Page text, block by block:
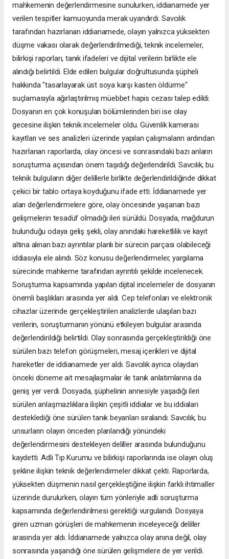
mahkemenin değerlendirmesine sunulurken, iddianamede yer
verilen tespitler kamuoyunda merak uyandırdı. Savcılık
tarafından hazırlanan iddianamede, olayın yalnızca yüksekten
düşme vakası olarak değerlendirilmediği, teknik incelemeler,
bilirkişi raporları, tanık ifadeleri ve dijital verilerin birlikte ele
alındığı belirtildi. Elde edilen bulgular doğrultusunda şüpheli
hakkında "tasarlayarak üst soya karşı kasten öldürme"
suçlamasıyla ağırlaştırılmış müebbet hapis cezası talep edildi.
Dosyanın en çok konuşulan bölümlerinden biri ise olay
gecesine ilişkin teknik incelemeler oldu. Güvenlik kamerası
kayıtları ve ses analizleri üzerinde yapılan çalışmaların ardından
hazırlanan raporlarda, olay öncesi ve sonrasındaki bazı anların
soruşturma açısından önem taşıdığı değerlendirildi. Savcılık, bu
teknik bulguların diğer delillerle birlikte değerlendirildiğinde dikkat
çekici bir tablo ortaya koyduğunu ifade etti. İddianamede yer
alan değerlendirmelere göre, olay öncesinde yaşanan bazı
gelişmelerin tesadüf olmadığı ileri sürüldü. Dosyada, mağdurun
bulunduğu odaya geliş şekli, olay anındaki hareketlilik ve kayıt
altına alınan bazı ayrıntılar planlı bir sürecin parçası olabileceği
iddiasıyla ele alındı. Söz konusu değerlendirmeler, yargılama
sürecinde mahkeme tarafından ayrıntılı şekilde incelenecek.
Soruşturma kapsamında yapılan dijital incelemeler de dosyanın
önemli başlıkları arasında yer aldı. Cep telefonları ve elektronik
cihazlar üzerinde gerçekleştirilen analizlerde ulaşılan bazı
verilerin, soruşturmanın yönünü etkileyen bulgular arasında
değerlendirildiği belirtildi. Olay sonrasında gerçekleştirildiği öne
sürülen bazı telefon görüşmeleri, mesaj içerikleri ve dijital
hareketler de iddianamede yer aldı. Savcılık ayrıca olaydan
önceki döneme ait mesajlaşmalar ile tanık anlatımlarına da
geniş yer verdi. Dosyada, şüphelinin annesiyle yaşadığı ileri
sürülen anlaşmazlıklara ilişkin çeşitli iddialar ve bu iddiaları
desteklediği öne sürülen tanık beyanları sıralandı. Savcılık, bu
unsurların olayın önceden planlandığı yönündeki
değerlendirmesini destekleyen deliller arasında bulunduğunu
kaydetti. Adli Tıp Kurumu ve bilirkişi raporlarında ise olayın oluş
şekline ilişkin teknik değerlendirmeler dikkat çekti. Raporlarda,
yüksekten düşmenin nasıl gerçekleştiğine ilişkin farklı ihtimaller
üzerinde durulurken, olayın tüm yönleriyle adli soruşturma
kapsamında değerlendirilmesi gerektiği vurgulandı. Dosyaya
giren uzman görüşleri de mahkemenin inceleyeceği deliller
arasında yer aldı. İddianamede yalnızca olay anına değil, olay
sonrasında yaşandığı öne sürülen gelişmelere de yer verildi.